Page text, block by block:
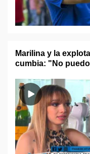
Marilina y la
cumbia: "No